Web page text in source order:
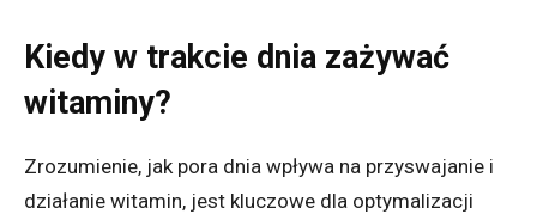
Kiedy w trakcie dnia zażywać
witaminy?
Zrozumienie, jak pora dnia wpływa na przyswajanie i
działanie witamin, jest kluczowe dla optymalizacji